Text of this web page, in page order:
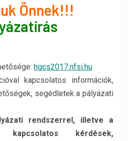
Önnek!!!
hgcs2017.nfsi.hu
kapcsolatos információk,
segédletek a pályázati
rendszerrel, illetve a
kapcsolatos kérdések,